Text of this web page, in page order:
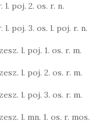
poj. 2. os. r. n.
poj. 3. os. l. poj. r. n.
l. poj. 1. os. r. m.
l. poj. 2. os. r. m.
l. poj. 3. os. r. m.
l. mn. 1. os. r. mos.